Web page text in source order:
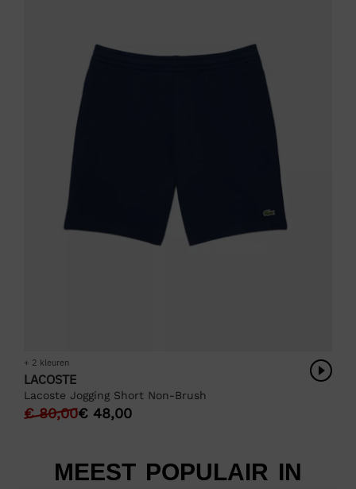
+ 2 kleuren
LACOSTE
Lacoste Jogging Short Non-Brush
€80,00€ 48,00
MEEST POPULAIR IN